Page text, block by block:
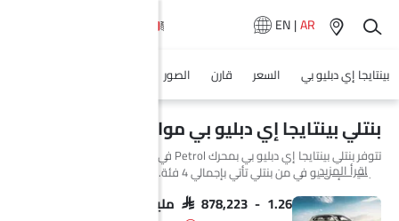
EN|AR
بينتايجا إي دبليو بي السعر قارن الصور
بنتلي بينتايجا إي دبليو بي مواصفات
الجديدة إس يو في من بنتلي تأتي بإجمالي 4 فئة. إذا تحدثنا عن مواصفات محرك اقرأ المزيد
SAR 878,223 - 1.26 مليون